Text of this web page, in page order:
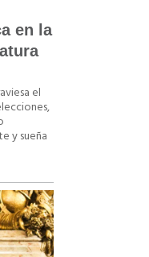
en la
el
y sueña